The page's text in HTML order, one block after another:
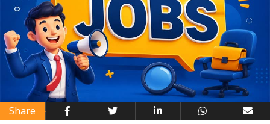
Share